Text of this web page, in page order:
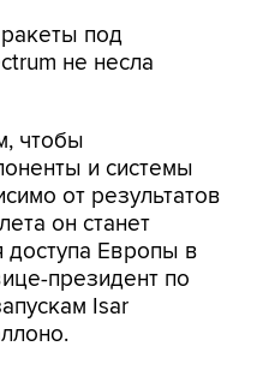
под
не несла
чтобы
и системы
от результатов
он станет
Европы в
президент по
Isar